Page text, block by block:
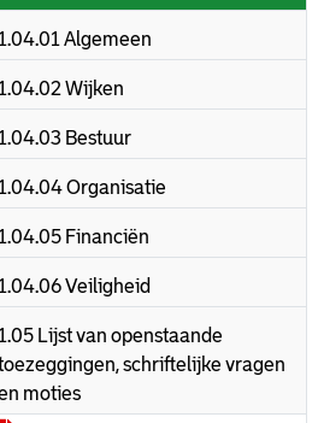
1.04.01 Algemeen
1.04.02 Wijken
1.04.03 Bestuur
1.04.04 Organisatie
1.04.05 Financiën
1.04.06 Veiligheid
1.05 Lijst van openstaande
schriftelijke vragen
moties